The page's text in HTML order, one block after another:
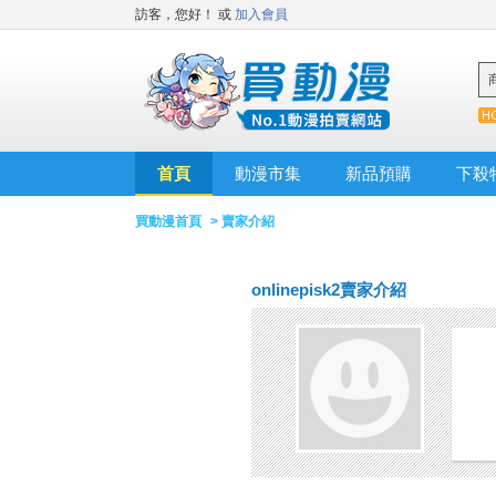
訪客，您好！ 或 加入會員
首頁 動漫市集 新品預購 下殺
買動漫首頁 > 賣家介紹
onlinepisk2賣家介紹